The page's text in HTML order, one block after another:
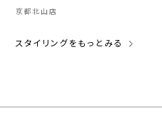
京都北山店
スタイリングをもっとみる